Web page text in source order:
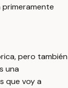
pero también
una
que voy a